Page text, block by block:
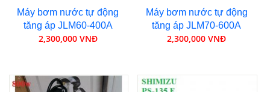
Máy bơm nước tự động
tăng áp JLM60-400A
2,300,000 VNĐ
Máy bơm nước tự động
tăng áp JLM70-600A
2,300,000 VNĐ